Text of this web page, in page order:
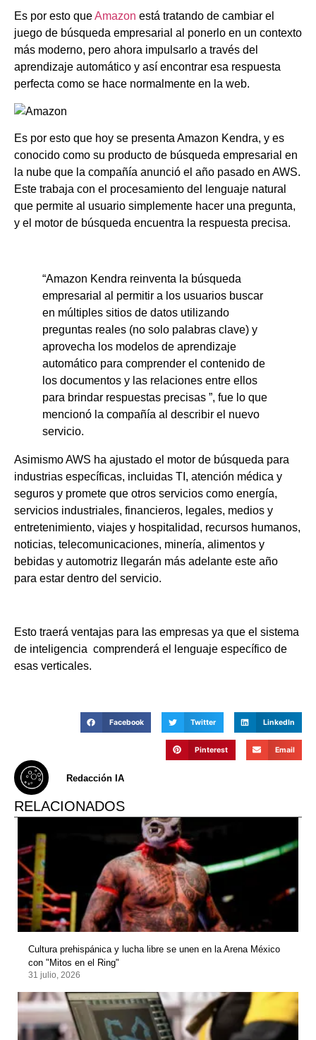
Es por esto queAmazon está tratando de cambiar el
juego de búsqueda empresarial al ponerlo en un contexto
más moderno, pero ahora impulsarlo a través del
aprendizaje automático y así encontrar esa respuesta
perfecta como se hace normalmente en la web.
Es por esto que hoy se presenta Amazon Kendra, y es
conocido como su producto de búsqueda empresarial en
la nube que la compañía anunció el año pasado en AWS.
Este trabaja con el procesamiento del lenguaje natural
que permite al usuario simplemente hacer una pregunta,
y el motor de búsqueda encuentra la respuesta precisa.
“Amazon Kendra reinventa la búsqueda
empresarial al permitir a los usuarios buscar
en múltiples sitios de datos utilizando
preguntas reales (no solo palabras clave) y
aprovecha los modelos de aprendizaje
automático para comprender el contenido de
los documentos y las relaciones entre ellos
para brindar respuestas precisas ”, fue lo que
mencionó la compañía al describir el nuevo
servicio.
Asimismo AWS ha ajustado el motor de búsqueda para
industrias específicas, incluidas TI, atención médica y
seguros y promete que otros servicios como energía,
servicios industriales, financieros, legales, medios y
entretenimiento, viajes y hospitalidad, recursos humanos,
noticias, telecomunicaciones, minería, alimentos y
bebidas y automotriz llegarán más adelante este año
para estar dentro del servicio.
Esto traerá ventajas para las empresas ya que el sistema
de inteligencia comprenderá el lenguaje específico de
esas verticales.
Facebook Twitter LinkedIn
Pinterest Email
Redacción IA
RELACIONADOS
Cultura prehispánica y lucha libre se unen en la Arena México
con "Mitos en el Ring"
31 julio, 2026